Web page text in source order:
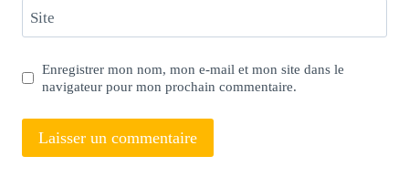
Site
Enregistrer mon nom, mon e-mail et mon site dans le
navigateur pour mon prochain commentaire.